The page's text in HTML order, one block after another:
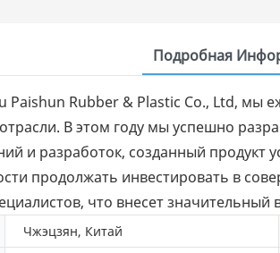
Подробная
Rubber & Plastic Co., Ltd, мы
В этом году мы успешно
и разработок, созданный
продолжать инвестировать в
что внесет
Чжэцзян, Китай